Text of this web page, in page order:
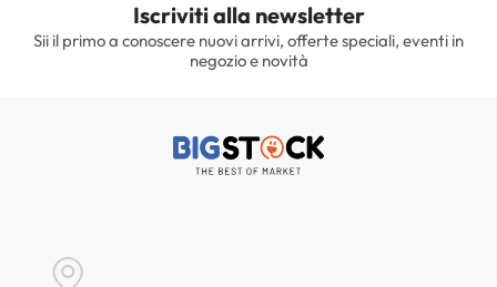
Iscriviti alla newsletter
Sii il primo a conoscere nuovi arrivi, offerte speciali, eventi in
negozio e novità